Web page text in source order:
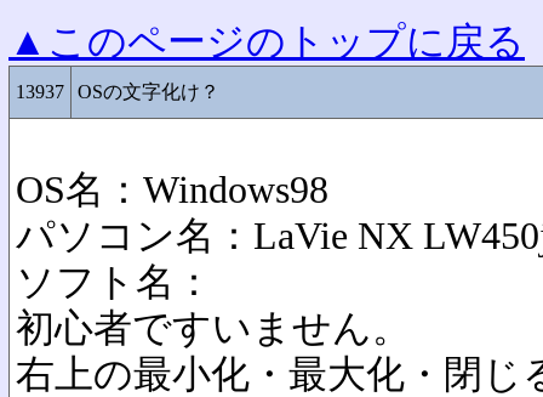
▲このページのトップに戻る
13937 OSの文字化け？
OS名：Windows98
パソコン名：LaVie NX
ソフト名：
初心者ですいません。
右上の最小化・最大化・閉じ